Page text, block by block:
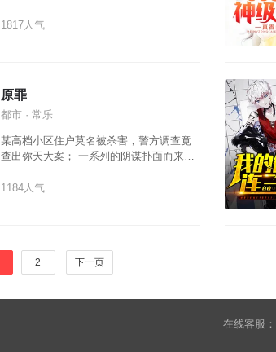
励许愿宝箱】 “叮” 【与金发碧眼丽莎完成
上，“杨凡，你怎么会这么成功？” 杨凡只
是淡淡一笑：“玩玩游戏，分分钟把钱赚。”
同学们：……
1817人气
原罪
都市 · 常乐
某高档小区住户莫名被杀害，警方调查竟
查出弥天大案； 一系列的阴谋扑面而来，
字不为人知的事情。
1184人气
2 下一页
在线客服：